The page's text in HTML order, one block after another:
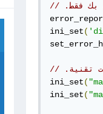
بك فقط.
ini_set(
تقنية.
ini_set(
ini_set(